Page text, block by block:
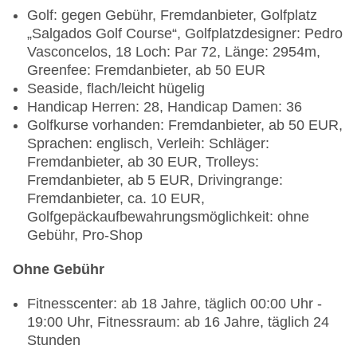
Golf: gegen Gebühr, Fremdanbieter, Golfplatz
„Salgados Golf Course“, Golfplatzdesigner: Pedro
Vasconcelos, 18 Loch: Par 72, Länge: 2954m,
Greenfee: Fremdanbieter, ab 50 EUR
Seaside, flach/leicht hügelig
Handicap Herren: 28, Handicap Damen: 36
Golfkurse vorhanden: Fremdanbieter, ab 50 EUR,
Sprachen: englisch, Verleih: Schläger:
Fremdanbieter, ab 30 EUR, Trolleys:
Fremdanbieter, ab 5 EUR, Drivingrange:
Fremdanbieter, ca. 10 EUR,
Golfgepäckaufbewahrungsmöglichkeit: ohne
Gebühr, Pro-Shop
Ohne Gebühr
Fitnesscenter: ab 18 Jahre, täglich 00:00 Uhr -
19:00 Uhr, Fitnessraum: ab 16 Jahre, täglich 24
Stunden